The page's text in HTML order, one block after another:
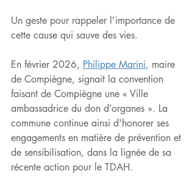
Un geste pour rappeler l’importance de
cette cause qui sauve des vies.
En février 2026, Philippe Marini, maire
de Compiègne, signait la convention
faisant de Compiègne une « Ville
ambassadrice du don d’organes ». La
commune continue ainsi d'honorer ses
engagements en matière de prévention et
de sensibilisation, dans la lignée de sa
récente action pour le TDAH.